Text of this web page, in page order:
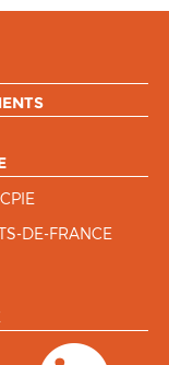
DE-FRANCE